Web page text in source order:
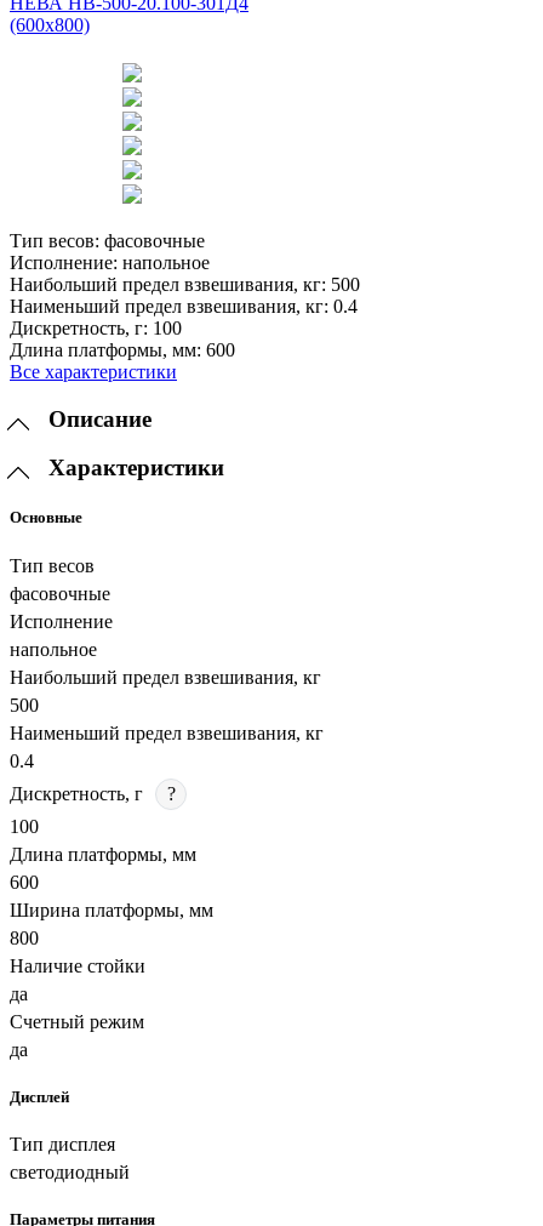
Тип весов: фасовочные
Исполнение: напольное
Наибольший предел взвешивания, кг: 500
Наименьший предел взвешивания, кг: 0.4
Дискретность, г: 100
Длина платформы, мм: 600
Все характеристики
Описание
Характеристики
Основные
Тип весов
фасовочные
Исполнение
напольное
Наибольший предел взвешивания, кг
500
Наименьший предел взвешивания, кг
0.4
Дискретность, г
?
100
Длина платформы, мм
600
Ширина платформы, мм
800
Наличие стойки
да
Счетный режим
да
Дисплей
Тип дисплея
светодиодный
Параметры питания